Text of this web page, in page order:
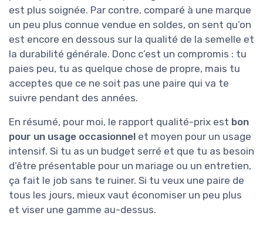
est plus soignée. Par contre, comparé à une marque
un peu plus connue vendue en soldes, on sent qu’on
est encore en dessous sur la qualité de la semelle et
la durabilité générale. Donc c’est un compromis : tu
paies peu, tu as quelque chose de propre, mais tu
acceptes que ce ne soit pas une paire qui va te
suivre pendant des années.
En résumé, pour moi, le rapport qualité-prix est bon
pour un usage occasionnel et moyen pour un usage
intensif. Si tu as un budget serré et que tu as besoin
d’être présentable pour un mariage ou un entretien,
ça fait le job sans te ruiner. Si tu veux une paire de
tous les jours, mieux vaut économiser un peu plus
et viser une gamme au-dessus.